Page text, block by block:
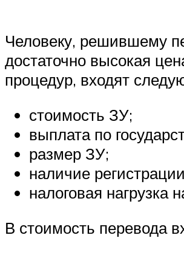
Человеку, решившему
достаточно высокая
процедур, входят
стоимость ЗУ;
выплата по
размер ЗУ;
наличие
налоговая нагрузка
В стоимость перевода